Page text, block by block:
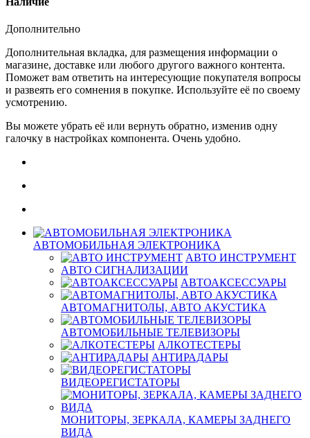
Дополнительно
Дополнительная вкладка, для размещения информации о
магазине, доставке или любого другого важного контента.
Поможет вам ответить на интересующие покупателя вопросы
и развеять его сомнения в покупке. Используйте её по своему
усмотрению.
Вы можете убрать её или вернуть обратно, изменив одну
галочку в настройках компонента. Очень удобно.
АВТОМОБИЛЬНАЯ ЭЛЕКТРОНИКА
АВТО ИНСТРУМЕНТ
АВТО СИГНАЛИЗАЦИИ
АВТОАКСЕССУАРЫ
АВТОМАГНИТОЛЫ, АВТО АКУСТИКА
АВТОМОБИЛЬНЫЕ ТЕЛЕВИЗОРЫ
АЛКОТЕСТЕРЫ
АНТИРАДАРЫ
ВИДЕОРЕГИСТАТОРЫ
МОНИТОРЫ, ЗЕРКАЛА, КАМЕРЫ ЗАДНЕГО
ВИДА